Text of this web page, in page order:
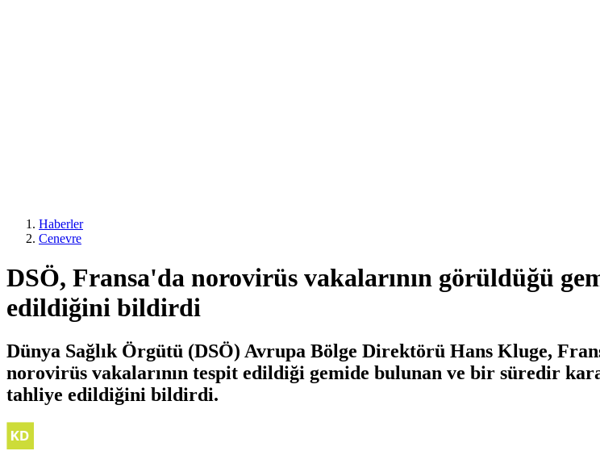
Haberler
Cenevre
DSÖ, Fransa'da norovirüs vakalarının görüldüğü
edildiğini bildirdi
Dünya Sağlık Örgütü (DSÖ) Avrupa Bölge Direktörü Hans Kluge,
norovirüs vakalarının tespit edildiği gemide bulunan ve bir süredir
tahliye edildiğini bildirdi.